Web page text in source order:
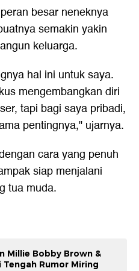
besar neneknya
semakin yakin
keluarga.
hal ini untuk saya.
mengembangkan diri
tapi bagi saya pribadi,
pentingnya," ujarnya.
cara yang penuh
siap menjalani
tua muda.
Millie Bobby Brown &
Rumor Miring